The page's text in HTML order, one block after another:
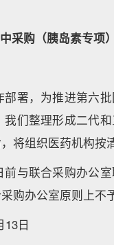
采购（胰岛素专项
署，为推进第六
们整理形成二代
将组织医药机构按
与联合采购办公
购办公室原则上不
13日